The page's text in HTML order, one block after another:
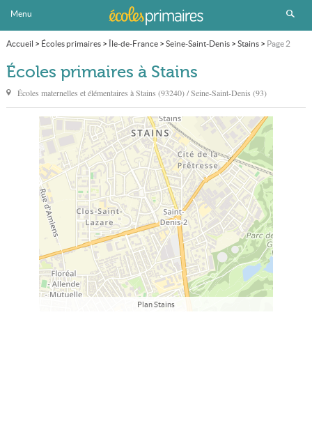
Menu
Accueil > Écoles primaires> Île-de-France> Seine-Saint-Denis> Stains> Page 2
Écoles primaires à Stains
Écoles maternelles et élémentaires àStains (93240) / Seine-Saint-Denis (93)
Plan Stains